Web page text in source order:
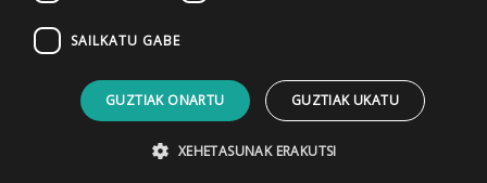
SAILKATU GABE
GUZTIAK ONARTU GUZTIAK UKATU
XEHETASUNAK ERAKUTSI